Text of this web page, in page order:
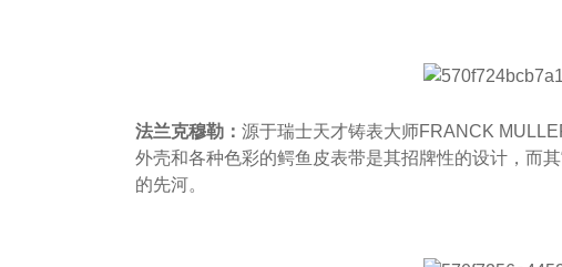
法兰克穆勒： 源于瑞士天才铸表大师FRANCK
外壳和各种色彩的鳄鱼皮表带是其招牌性的设计，而
的先河。